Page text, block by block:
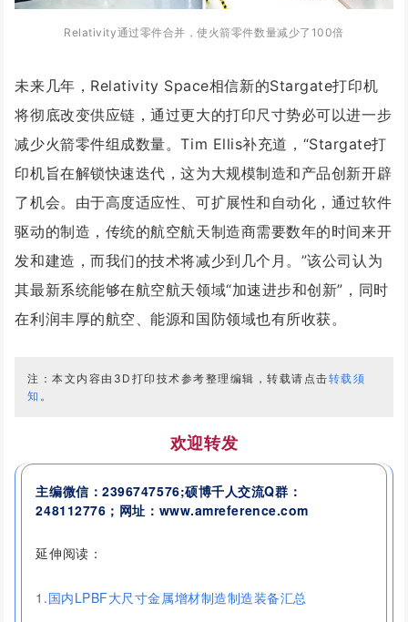
Relativity通过零件合并，使火箭零件数量减少了100倍
未来几年，Relativity Space相信新的Stargate打印机
将彻底改变供应链，通过更大的打印尺寸势必可以进一步
减少火箭零件组成数量。Tim Ellis补充道，“Stargate打
印机旨在解锁快速迭代，这为大规模制造和产品创新开辟
了机会。由于高度适应性、可扩展性和自动化，通过软件
驱动的制造，传统的航空航天制造商需要数年的时间来开
发和建造，而我们的技术将减少到几个月。”该公司认为
其最新系统能够在航空航天领域“加速进步和创新”，同时
在利润丰厚的航空、能源和国防领域也有所收获。
注：本文内容由3D打印技术参考整理编辑，转载请点击转载须
知 。
欢迎转发
主编微信：2396747576;硕博千人交流Q群：
248112776 ；网址：www.amreference.com
延伸阅读：
1.国内LPBF大尺寸金属增材制造制造装备汇总